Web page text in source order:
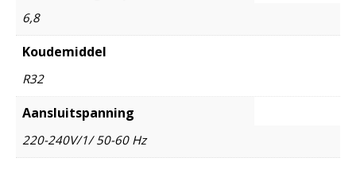
6,8
Koudemiddel
R32
Aansluitspanning
220-240V/1/ 50-60 Hz